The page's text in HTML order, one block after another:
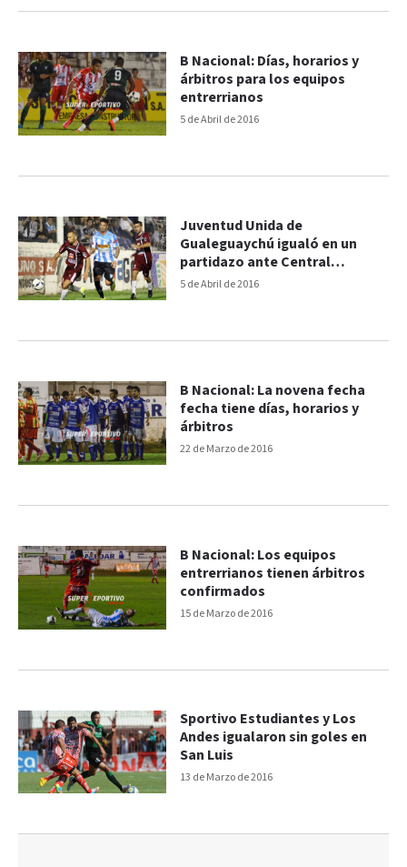
5 de Abril de 2016
B Nacional: Días, horarios y
árbitros para los equipos
entrerrianos
5 de Abril de 2016
Juventud Unida de
Gualeguaychú igualó en un
partidazo ante Central
Córdoba
22 de Marzo de 2016
B Nacional: La novena fecha
fecha tiene días, horarios y
árbitros
15 de Marzo de 2016
B Nacional: Los equipos
entrerrianos tienen árbitros
confirmados
13 de Marzo de 2016
Sportivo Estudiantes y Los
Andes igualaron sin goles en
San Luis